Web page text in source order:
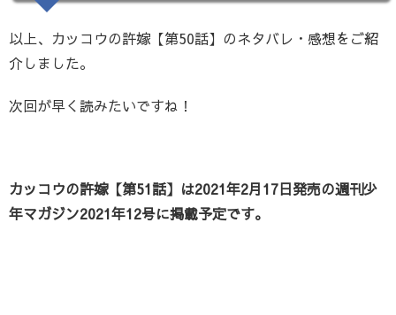
以上、カッコウの許嫁【第50話】のネタバレ・感想をご紹
介しました。
次回が早く読みたいですね！
カッコウの許嫁【第51話】は2021年2月17日発売の週刊少
年マガジン2021年12号に掲載予定です。